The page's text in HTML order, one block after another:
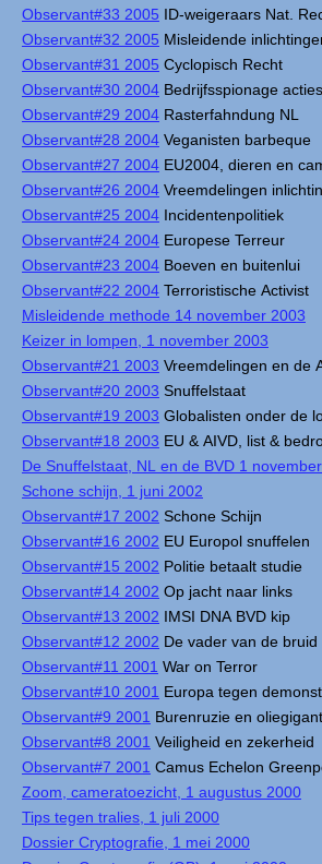
Observant#33 2005 ID-weigeraars Nat.
Observant#32 2005 Misleidende
Observant#31 2005 Cyclopisch Recht
Observant#30 2004 Bedrijfsspionage acties
Observant#29 2004 Rasterfahndung NL
Observant#28 2004 Veganisten barbeque
Observant#27 2004 EU2004, dieren en
Observant#26 2004 Vreemdelingen
Observant#25 2004 Incidentenpolitiek
Observant#24 2004 Europese Terreur
Observant#23 2004 Boeven en buitenlui
Observant#22 2004 Terroristische Activist
Misleidende methode 14 november 2003
Keizer in lompen, 1 november 2003
Observant#21 2003 Vreemdelingen en de
Observant#20 2003 Snuffelstaat
Observant#19 2003 Globalisten onder de
Observant#18 2003 EU & AIVD, list &
De Snuffelstaat, NL en de BVD 1
Schone schijn, 1 juni 2002
Observant#17 2002 Schone Schijn
Observant#16 2002 EU Europol snuffelen
Observant#15 2002 Politie betaalt studie
Observant#14 2002 Op jacht naar links
Observant#13 2002 IMSI DNA BVD kip
Observant#12 2002 De vader van de bruid
Observant#11 2001 War on Terror
Observant#10 2001 Europa tegen
Observant#9 2001 Burenruzie en
Observant#8 2001 Veiligheid en zekerheid
Observant#7 2001 Camus Echelon
Zoom, cameratoezicht, 1 augustus 2000
Tips tegen tralies, 1 juli 2000
Dossier Cryptografie, 1 mei 2000